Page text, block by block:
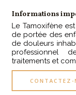
Informations
Le Tamoxifène
de portée des
de douleurs
professionnel
traitements et
CONTACTEZ-